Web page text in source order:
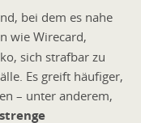
bei dem es nahe
wie Wirecard,
sich strafbar zu
Es greift häufiger,
– unter anderem,
strenge